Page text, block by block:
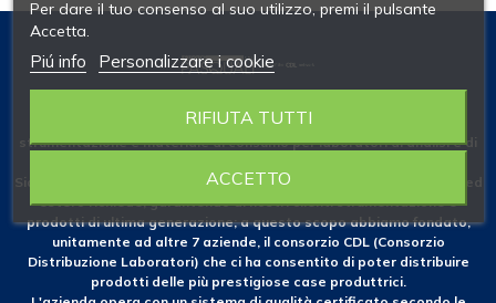
Fondata nel 1953 come azienda specializzata nelle forniture di
strumentazione e materiale di consumo per laboratori di analisi e di
Siamo costantemente attenti alle novità che il mercato nazionale ed
estero richiede, garantendo ai nostri clienti strumentazione e
prodotti di ultima generazione; a questo scopo abbiamo fondato,
unitamente ad altre 7 aziende, il consorzio CDL (Consorzio
Distribuzione Laboratori) che ci ha consentito di poter distribuire
prodotti delle più prestigiose case produttrici.
Per dare il tuo consenso al suo utilizzo, premi il pulsante
Accetta.
Piú info Personalizzare i cookie
RIFIUTA TUTTI
ACCETTO